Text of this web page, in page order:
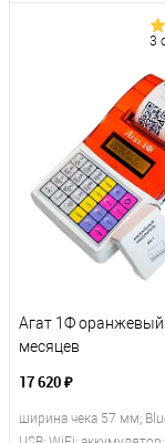
3
Агат 1Ф
месяцев
17 620 ₽
ширина чека 57 мм;